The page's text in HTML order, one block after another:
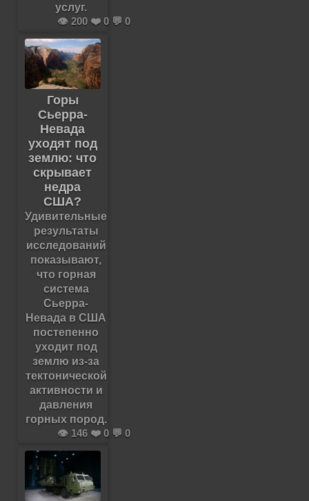
услуг.
👁️ 200 ❤️ 0 💬 0
Горы
Сьерра-
Невада
уходят под
землю: что
скрывает
недра
США?
Удивительные
результаты
исследований
показывают,
что горная
система
Сьерра-
Невада в США
постепенно
уходит под
землю из-за
тектонической
активности и
давления
горных пород.
👁️ 146 ❤️ 0 💬 0